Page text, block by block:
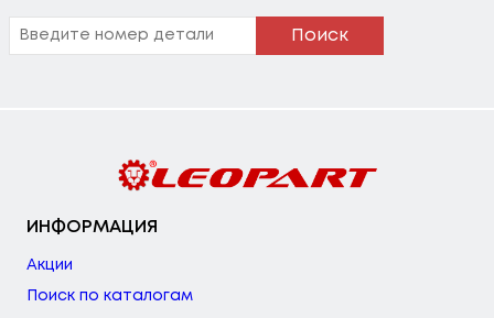
Поиск
ИНФОРМАЦИЯ
Акции
Поиск по каталогам